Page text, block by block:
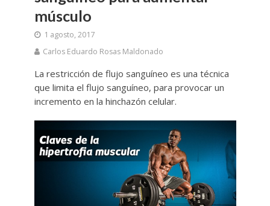
músculo
1 agosto, 2017
Carlos Eduardo Rosas Maldonado
La restricción de flujo sanguíneo es una técnica
que limita el flujo sanguíneo, para provocar un
incremento en la hinchazón celular.